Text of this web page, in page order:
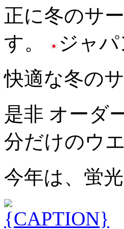
正に冬のサ
す。
ジャ
快適な冬の
是非 オーダ
分だけのウ
今年は、蛍